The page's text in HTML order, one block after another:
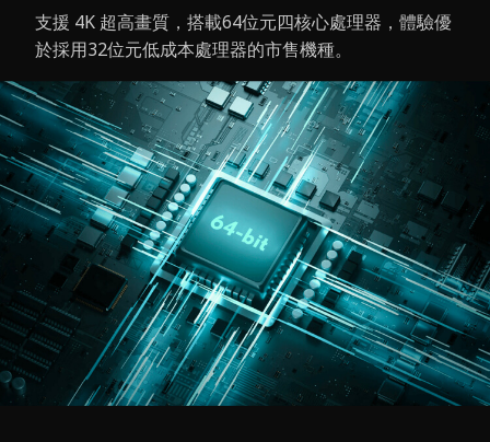
支援 4K 超高畫質，搭載64位元四核心處理器，體驗優
於採用32位元低成本處理器的市售機種。